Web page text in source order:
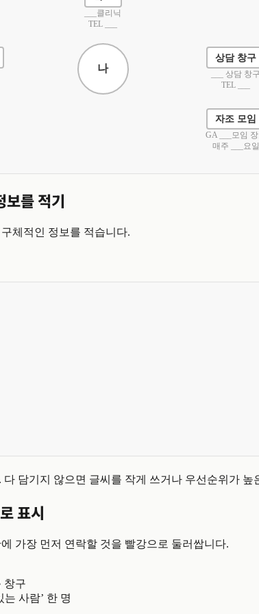
___클리닉
TEL ___
나
상담 창구
___ 상담 창구
TEL ___
자조 모임
GA ___모임
매주 ___요일
보를 적기
체적인 정보를 적습니다.
다 담기지 않으면 글씨를 작게 쓰거나 우선순위가 높
표시
가장 먼저 연락할 것을 빨강으로 둘러쌉니다.
창구
사람’ 한 명